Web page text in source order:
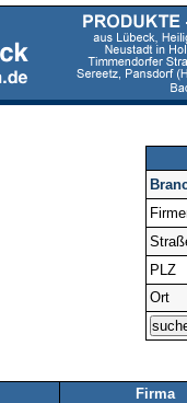
PLZ
Ort
Firma